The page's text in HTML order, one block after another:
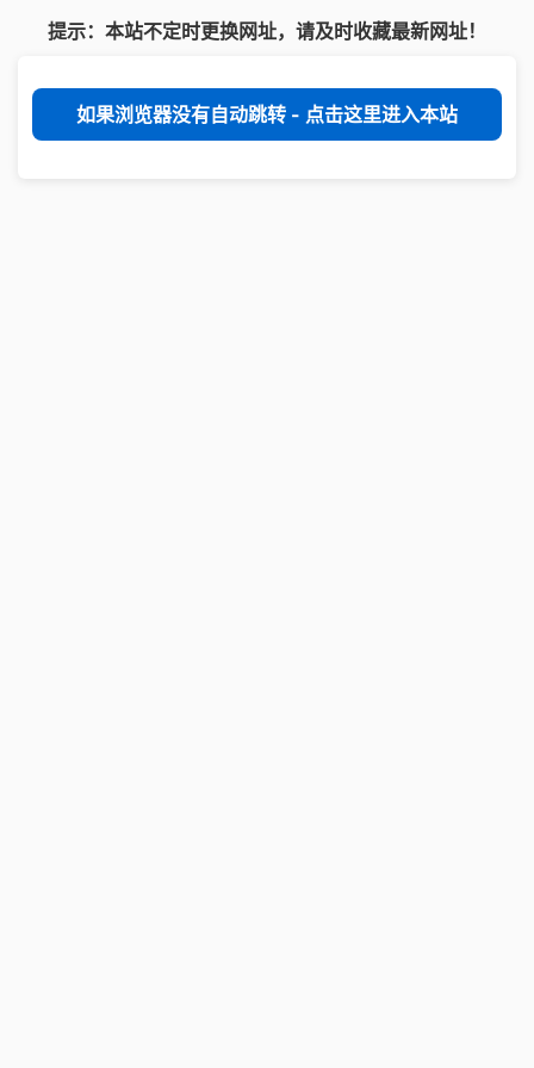
提示：本站不定时更换网址，请及时收藏最新网址！
如果浏览器没有自动跳转 - 点击这里进入本站